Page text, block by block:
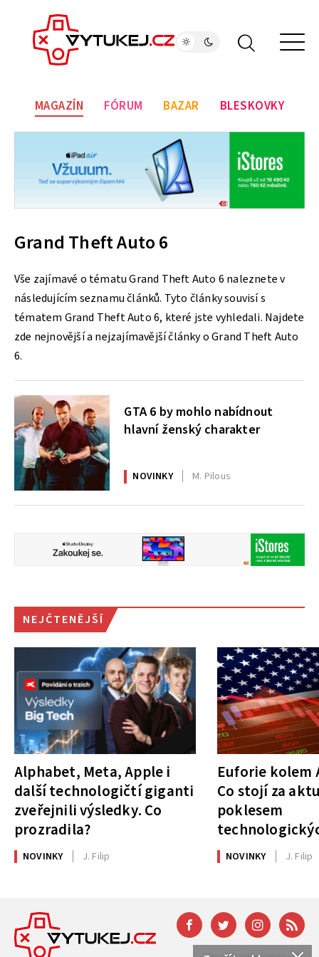
MAGAZÍN FÓRUM BAZAR BLESKOVKY
Grand Theft Auto 6
Vše zajímavé o tématu Grand Theft Auto 6 naleznete v
následujícím seznamu článků. Tyto články souvisí s
tématem Grand Theft Auto 6, které jste vyhledali. Najdete
zde nejnovější a nejzajímavější články o Grand Theft Auto
6.
GTA 6 by mohlo nabídnout
hlavní ženský charakter
NOVINKY M. Pilous
NEJČTENĚJŠÍ
Alphabet, Meta, Apple i
další technologičtí giganti
zveřejnili výsledky. Co
prozradila?
NOVINKY J. Filip
Euforie kolem
Co stojí za
poklesem
NOVINKY J. Filip